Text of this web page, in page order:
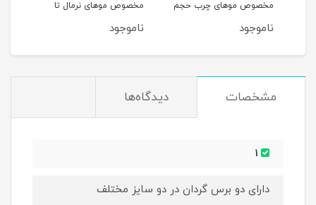
مخصوص موهای چرب حجم
250ML
ناموجود
مخصوص موهای نرمال تا
خشک حجم 250ML
ناموجود
مشخصات دیدگاه‌ها
دارای دو برس گردان در دو سایز مختلف